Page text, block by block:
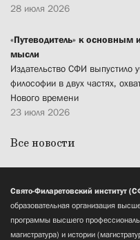
28 июля 2026
«Путеводитель» к
мысли
Издательство СФИ выпустило
философии в двух частях,
Нового времени
23 июля 2026
Все новости
Свято-Филаретовский институт
образовательная организация
программы высшего
магистратура) и истории